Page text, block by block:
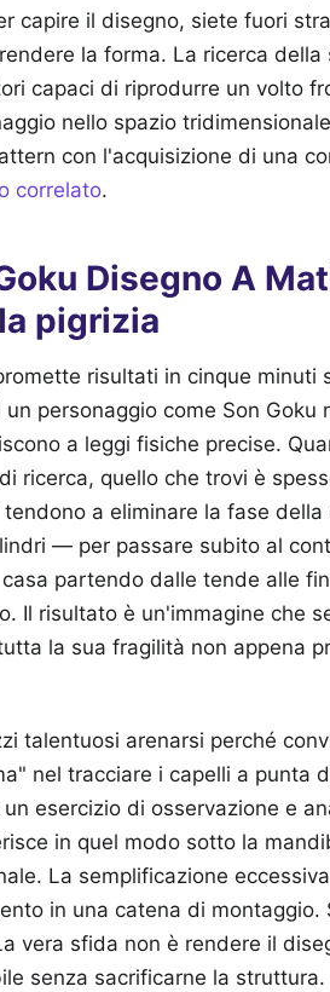
capire il disegno, siete fuori
la forma. La ricerca
capaci di riprodurre un volto
nello spazio
con l'acquisizione di una
correlato.
Disegno A
pigrizia
risultati in cinque minuti
personaggio come Son
a leggi fisiche precise.
ricerca, quello che trovi è
a eliminare la fase
— per passare subito al
partendo dalle tende alle
Il risultato è un'immagine che
la sua fragilità non appena
talentuosi arenarsi perché
nel tracciare i capelli a punta
esercizio di osservazione e
in quel modo sotto la
La semplificazione
in una catena di montaggio.
vera sfida non è rendere il
senza sacrificarne la